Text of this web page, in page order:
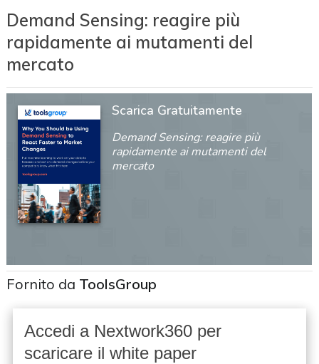
Demand Sensing: reagire più
rapidamente ai mutamenti del
mercato
Scarica Gratuitamente
Demand Sensing: reagire più
rapidamente ai mutamenti del
mercato
Fornito da ToolsGroup
Accedi a Nextwork360 per
scaricare il white paper